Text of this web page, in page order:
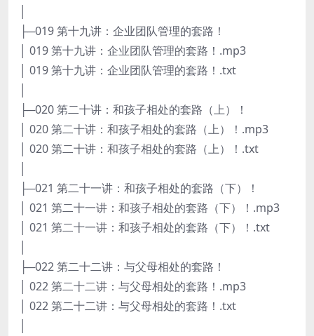
├─019 第十九讲：企业团队管理的套路！
│ 019 第十九讲：企业团队管理的套路！.mp3
│ 019 第十九讲：企业团队管理的套路！.txt
├─020 第二十讲：和孩子相处的套路（上）！
│ 020 第二十讲：和孩子相处的套路（上）！.mp3
│ 020 第二十讲：和孩子相处的套路（上）！.txt
├─021 第二十一讲：和孩子相处的套路（下）！
│ 021 第二十一讲：和孩子相处的套路（下）！.mp3
│ 021 第二十一讲：和孩子相处的套路（下）！.txt
├─022 第二十二讲：与父母相处的套路！
│ 022 第二十二讲：与父母相处的套路！.mp3
│ 022 第二十二讲：与父母相处的套路！.txt